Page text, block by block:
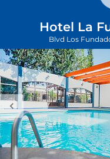
Hotel La
Blvd Los